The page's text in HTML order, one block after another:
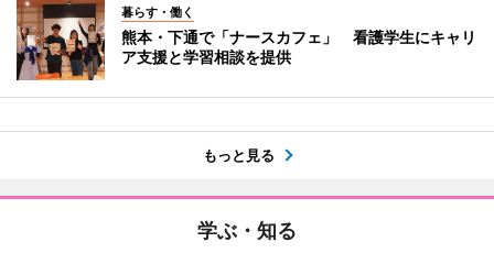
暮らす・働く
熊本・下通で「ナースカフェ」 看護学生にキャリ
ア支援と学習相談を提供
もっと見る
学ぶ・知る